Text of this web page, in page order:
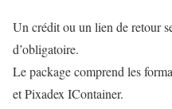
Un crédit ou un lien de retour
d’obligatoire.
Le package comprend les
et Pixadex IContainer.